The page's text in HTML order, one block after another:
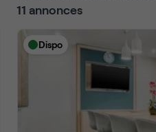
11 annonces